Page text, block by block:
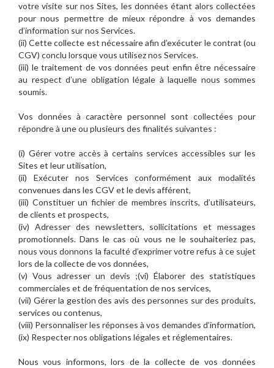
votre visite sur nos Sites, les données étant alors collectées
pour nous permettre de mieux répondre à vos demandes
d’information sur nos Services.
(ii) Cette collecte est nécessaire afin d’exécuter le contrat (ou
CGV) conclu lorsque vous utilisez nos Services.
(iii) le traitement de vos données peut enfin être nécessaire
au respect d’une obligation légale à laquelle nous sommes
soumis.
Vos données à caractère personnel sont collectées pour
répondre à une ou plusieurs des finalités suivantes :
(i) Gérer votre accès à certains services accessibles sur les
Sites et leur utilisation,
(ii) Exécuter nos Services conformément aux modalités
convenues dans les CGV et le devis afférent,
(iii) Constituer un fichier de membres inscrits, d’utilisateurs,
de clients et prospects,
(iv) Adresser des newsletters, sollicitations et messages
promotionnels. Dans le cas où vous ne le souhaiteriez pas,
nous vous donnons la faculté d’exprimer votre refus à ce sujet
lors de la collecte de vos données,
(v) Vous adresser un devis ;(vi) Élaborer des statistiques
commerciales et de fréquentation de nos services,
(vii) Gérer la gestion des avis des personnes sur des produits,
services ou contenus,
(viii) Personnaliser les réponses à vos demandes d’information,
(ix) Respecter nos obligations légales et réglementaires.
Nous vous informons, lors de la collecte de vos données